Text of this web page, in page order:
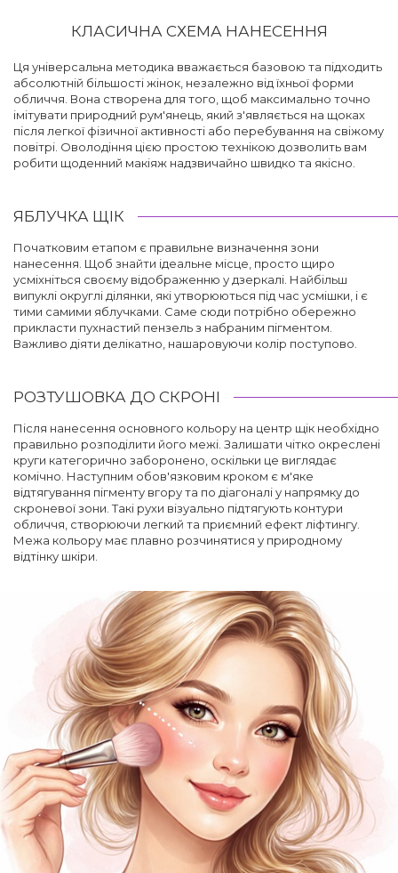
КЛАСИЧНА СХЕМА НАНЕСЕННЯ
Ця універсальна методика вважається базовою та підходить
абсолютній більшості жінок, незалежно від їхньої форми
обличчя. Вона створена для того, щоб максимально точно
імітувати природний рум'янець, який з'являється на щоках
після легкої фізичної активності або перебування на свіжому
повітрі. Оволодіння цією простою технікою дозволить вам
робити щоденний макіяж надзвичайно швидко та якісно.
ЯБЛУЧКА ЩІК
Початковим етапом є правильне визначення зони
нанесення. Щоб знайти ідеальне місце, просто щиро
усміхніться своєму відображенню у дзеркалі. Найбільш
випуклі округлі ділянки, які утворюються під час усмішки, і є
тими самими яблучками. Саме сюди потрібно обережно
прикласти пухнастий пензель з набраним пігментом.
Важливо діяти делікатно, нашаровуючи колір поступово.
РОЗТУШОВКА ДО СКРОНІ
Після нанесення основного кольору на центр щік необхідно
правильно розподілити його межі. Залишати чітко окреслені
круги категорично заборонено, оскільки це виглядає
комічно. Наступним обов'язковим кроком є м'яке
відтягування пігменту вгору та по діагоналі у напрямку до
скроневої зони. Такі рухи візуально підтягують контури
обличчя, створюючи легкий та приємний ефект ліфтингу.
Межа кольору має плавно розчинятися у природному
відтінку шкіри.